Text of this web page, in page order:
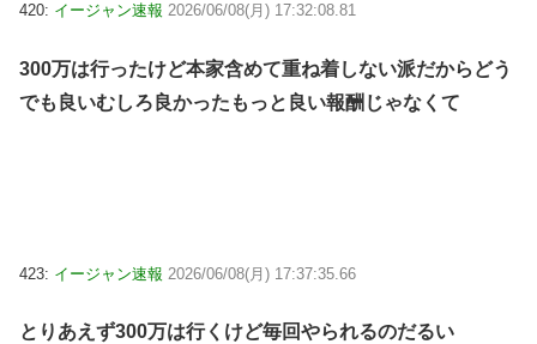
420: イージャン速報 2026/06/08(月) 17:32:08.81
300万は行ったけど本家含めて重ね着しない派だからどう
でも良いむしろ良かったもっと良い報酬じゃなくて
423: イージャン速報 2026/06/08(月) 17:37:35.66
とりあえず300万は行くけど毎回やられるのだるい